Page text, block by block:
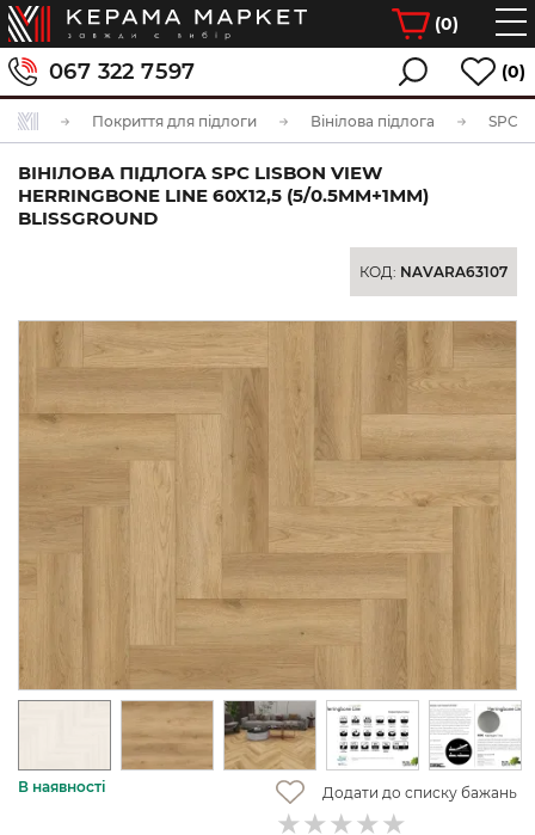
(0)
067 322 7597 (0)
Покриття для підлоги Вінілова підлога SPC
ВІНІЛОВА ПІДЛОГА SPC LISBON VIEW
HERRINGBONE LINE 60X12,5 (5/0.5MM+1MM)
BLISSGROUND
КОД: NAVARA63107
В наявності Додати до списку бажань